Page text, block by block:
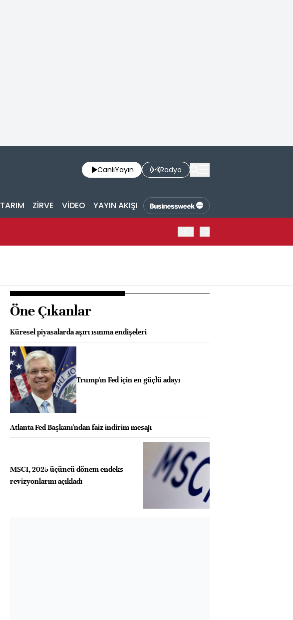
CanlıYayın Radyo
TARIM ZİRVE VİDEO YAYIN AKIŞI
Öne Çıkanlar
Küresel piyasalarda aşırı ısınma endişeleri
Trump'ın Fed için en güçlü adayı
Atlanta Fed Başkanı'ndan faiz indirim mesajı
MSCI, 2025 üçüncü dönem endeks
revizyonlarını açıkladı